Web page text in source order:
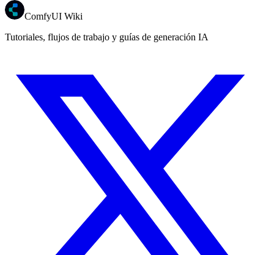
ComfyUI Wiki
Tutoriales, flujos de trabajo y guías de generación IA